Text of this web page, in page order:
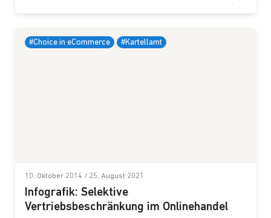
#Choice in eCommerce #Kartellamt
10. Oktober 2014 / 25. August 2021
Infografik: Selektive
Vertriebsbeschränkung im Onlinehandel